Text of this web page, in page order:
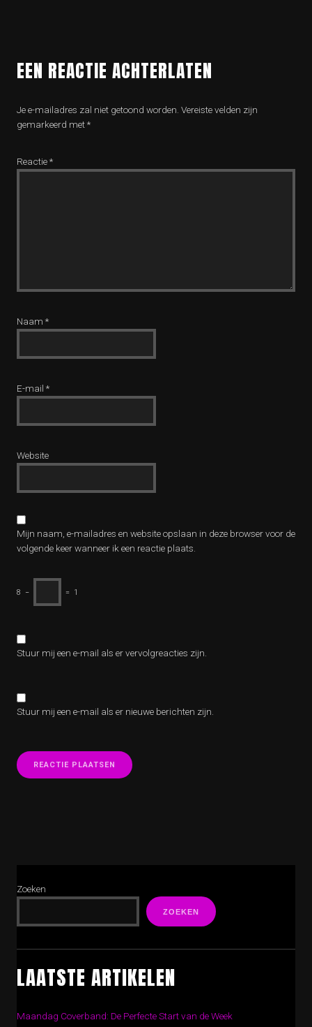
EEN REACTIE ACHTERLATEN
Je e-mailadres zal niet getoond worden. Vereiste velden zijn
gemarkeerd met*
Reactie*
Naam *
E-mail *
Website
Mijn naam, e-mailadres en website opslaan in deze browser voor de
volgende keer wanneer ik een reactie plaats.
8 − = 1
Stuur mij een e-mail als er vervolgreacties zijn.
Stuur mij een e-mail als er nieuwe berichten zijn.
Zoeken
ZOEKEN
LAATSTE ARTIKELEN
Maandag Coverband: De Perfecte Start van de Week